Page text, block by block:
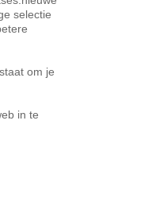
selectie
om je
in te